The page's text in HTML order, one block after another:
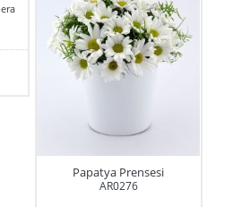
Papatya Prensesi
AR0276